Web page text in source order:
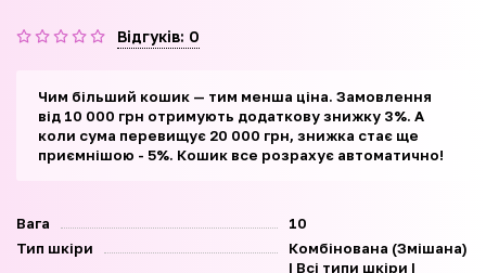
Відгуків: 0
Чим більший кошик — тим менша ціна. Замовлення
від 10 000 грн отримують додаткову знижку 3%. А
коли сума перевищує 20 000 грн, знижка стає ще
приємнішою - 5%. Кошик все розрахує автоматично!
Вага
10
Тип шкіри
Комбінована (Змішана)
| Всі типи шкіри |